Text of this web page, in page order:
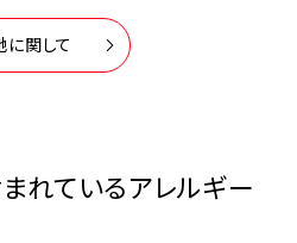
関して
れているアレルギー